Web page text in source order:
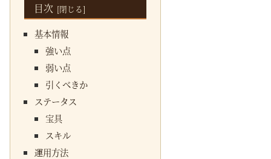
目次
基本情報
強い点
弱い点
引くべきか
ステータス
宝具
スキル
運用方法